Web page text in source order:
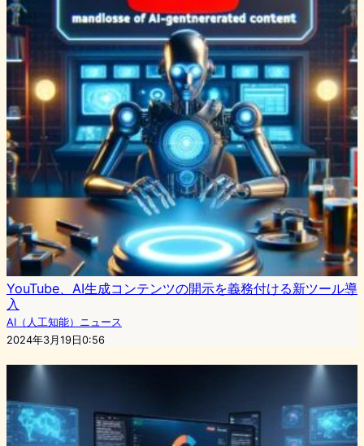
YouTube、AI生成コンテンツの開示を義務付ける新ツール導
入
AI（人工知能）ニュース
2024年3月19日0:56